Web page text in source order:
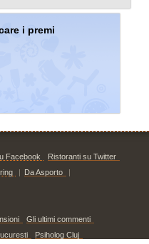
i premi
Facebook
Ristoranti su Twitter
| Da Asporto
|
Gli ultimi commenti
Psiholog Cluj